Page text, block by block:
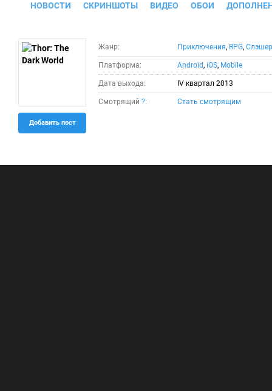
НОВОСТИ СКРИНШОТЫ ВИДЕО ОБОИ
Жанр: Приключения, RPG,
Платформа: Android, iOS, Mobile
Дата выхода: IV квартал 2013
Смотрящий ?: Стать смотрящим
Добавить пост